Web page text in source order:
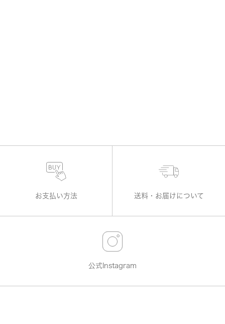
お支払い方法 送料・お届けについて
公式Instagram